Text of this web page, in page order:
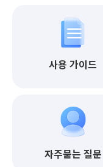
사용 가이드
자주묻는 질문